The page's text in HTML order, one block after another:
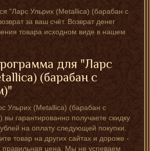
"Ларс Ульрих (Metallica) (барабан с
за ваш счёт. Возврат денег
товара исходном виде в нашем
для "Ларс
(барабан с
Ульрих (Metallica) (барабан с
вы гарантированно получаете скидку
на оплату следующей покупки.
товар на других сайтах и дороже -
правильная цена. Мы не успеваем